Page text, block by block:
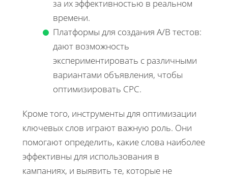
за их эффективностью в реальном
времени.
Платформы для создания A/B тестов:
дают возможность
экспериментировать с различными
вариантами объявления, чтобы
оптимизировать CPC.
Кроме того, инструменты для оптимизации
ключевых слов играют важную роль. Они
помогают определить, какие слова наиболее
эффективны для использования в
кампаниях, и выявить те, которые не